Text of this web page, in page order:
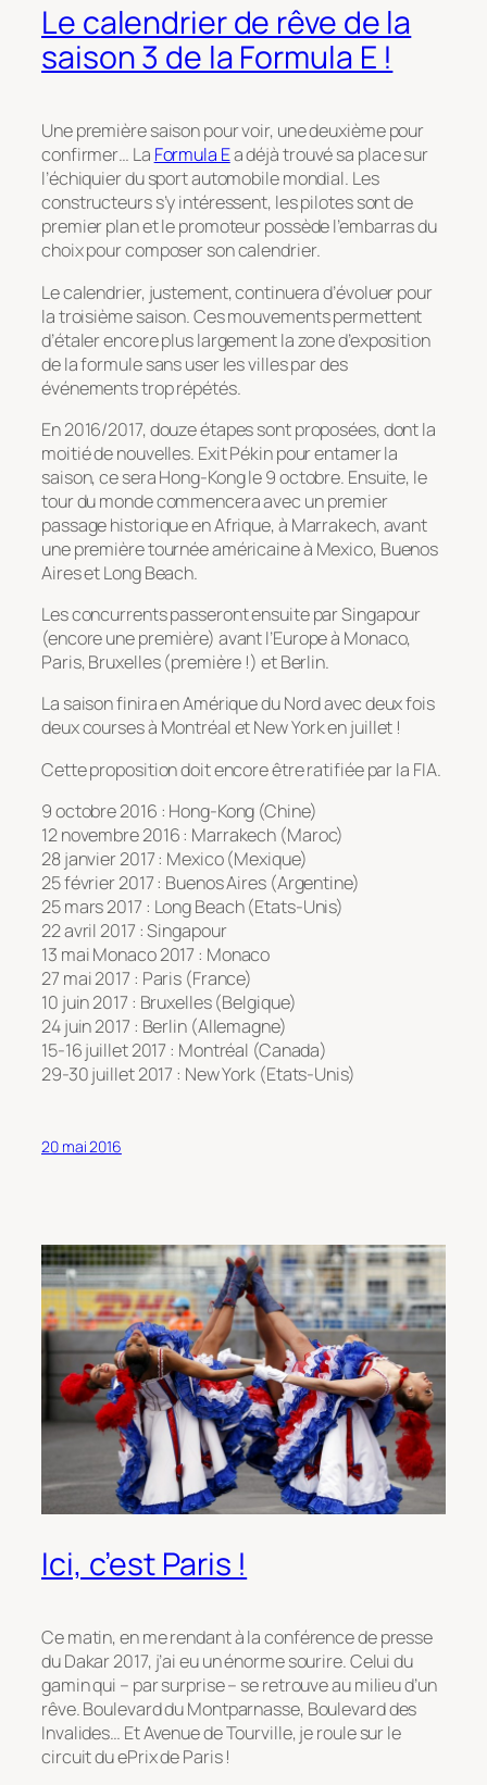
Le calendrier de rêve de la
saison 3 de la Formula E !
Une première saison pour voir, une deuxième pour
confirmer… La Formula Ea déjà trouvé sa place sur
l’échiquier du sport automobile mondial. Les
constructeurs s’y intéressent, les pilotes sont de
premier plan et le promoteur possède l’embarras du
choix pour composer son calendrier.
Le calendrier, justement, continuera d’évoluer pour
la troisième saison. Ces mouvements permettent
d’étaler encore plus largement la zone d’exposition
de la formule sans user les villes par des
événements trop répétés.
En 2016/2017, douze étapes sont proposées, dont la
moitié de nouvelles. Exit Pékin pour entamer la
saison, ce sera Hong-Kong le 9 octobre. Ensuite, le
tour du monde commencera avec un premier
passage historique en Afrique, à Marrakech, avant
une première tournée américaine à Mexico, Buenos
Aires et Long Beach.
Les concurrents passeront ensuite par Singapour
(encore une première) avant l’Europe à Monaco,
Paris, Bruxelles (première !) et Berlin.
La saison finira en Amérique du Nord avec deux fois
deux courses à Montréal et New York en juillet !
Cette proposition doit encore être ratifiée par la FIA.
9 octobre 2016 : Hong-Kong (Chine)
12 novembre 2016 : Marrakech (Maroc)
28 janvier 2017 : Mexico (Mexique)
25 février 2017 : Buenos Aires (Argentine)
25 mars 2017 : Long Beach (Etats-Unis)
22 avril 2017 : Singapour
13 mai Monaco 2017 : Monaco
27 mai 2017 : Paris (France)
10 juin 2017 : Bruxelles (Belgique)
24 juin 2017 : Berlin (Allemagne)
15-16 juillet 2017 : Montréal (Canada)
29-30 juillet 2017 : New York (Etats-Unis)
20 mai 2016
Ici, c’est Paris !
Ce matin, en me rendant à la conférence de presse
du Dakar 2017, j’ai eu un énorme sourire. Celui du
gamin qui – par surprise – se retrouve au milieu d’un
rêve. Boulevard du Montparnasse, Boulevard des
Invalides… Et Avenue de Tourville, je roule sur le
circuit du ePrix de Paris !